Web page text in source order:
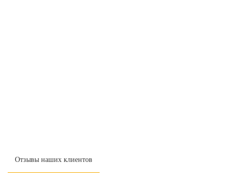
Отзывы наших клиентов